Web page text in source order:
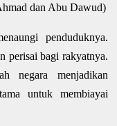
dan Abu Dawud)
penduduknya.
perisai bagi rakyatnya.
negara menjadikan
untuk membiayai